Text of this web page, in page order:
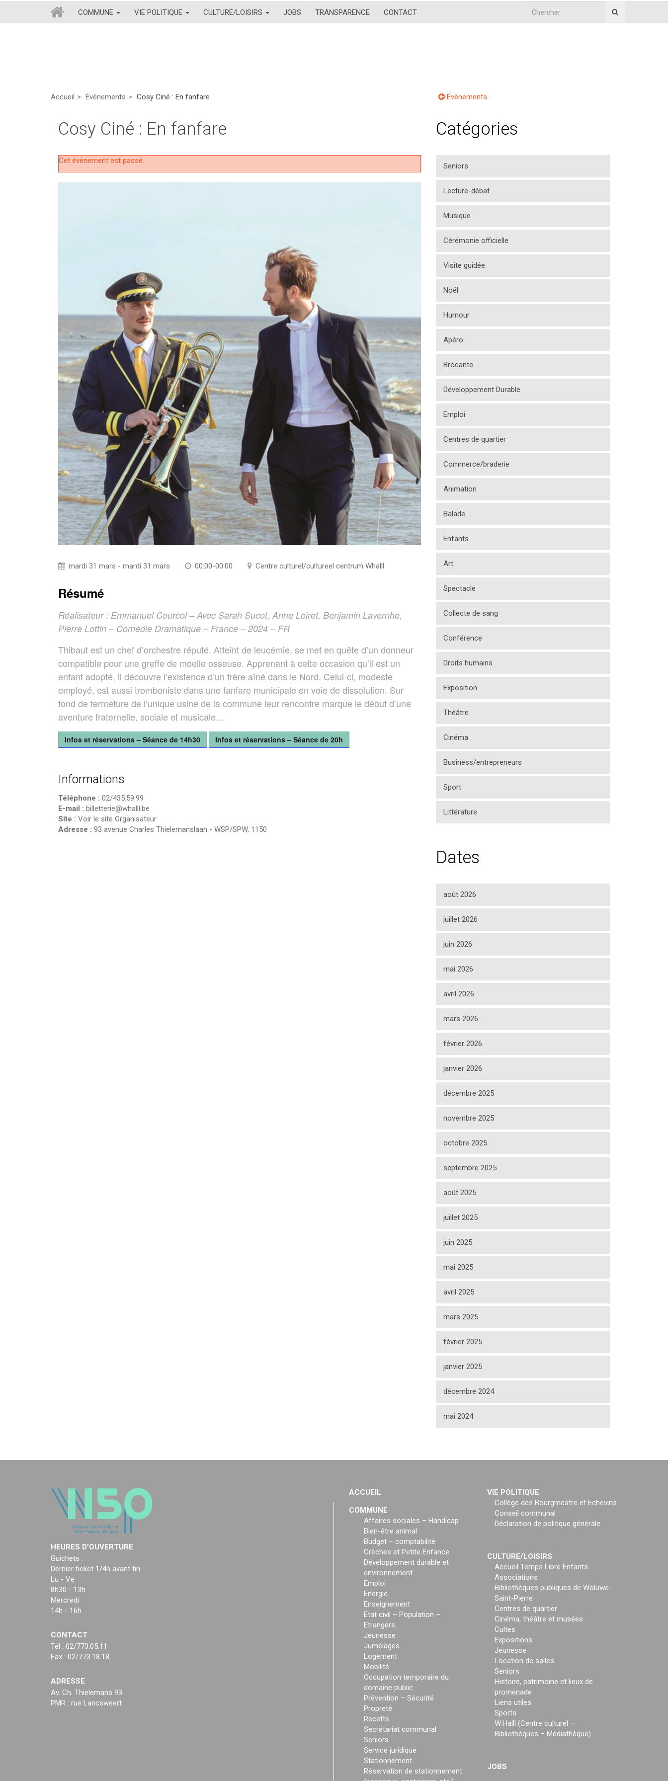
COMMUNE VIE POLITIQUE CULTURE/LOISIRS JOBS TRANSPARENCE CONTACT
Accueil Évènements Cosy Ciné : En fanfare Évènements
Cosy Ciné : En fanfare
Cet évènement est passé.
mardi 31 mars - mardi 31 mars 00:00-00:00 Centre culturel/cultureel centrum Whalll
Résumé
Réalisateur : Emmanuel Courcol – Avec Sarah Sucot, Anne Loiret, Benjamin Lavernhe,
Pierre Lottin – Comédie Dramatique – France – 2024 – FR
Thibaut est un chef d’orchestre réputé. Atteint de leucémie, se met en quête d’un donneur
compatible pour une greffe de moelle osseuse. Apprenant à cette occasion qu’il est un
enfant adopté, il découvre l’existence d’un frère aîné dans le Nord. Celui-ci, modeste
employé, est aussi tromboniste dans une fanfare municipale en voie de dissolution. Sur
fond de fermeture de l’unique usine de la commune leur rencontre marque le début d’une
aventure fraternelle, sociale et musicale…
Infos et réservations – Séance de 14h30 Infos et réservations – Séance de 20h
Informations
Téléphone : 02/435.59.99
E-mail : billetterie@whalll.be
Site : Voir le site Organisateur
Adresse : 93 avenue Charles Thielemanslaan - WSP/SPW, 1150
Catégories
Seniors
Lecture-débat
Musique
Cérémonie officielle
Visite guidée
Noël
Humour
Apéro
Brocante
Développement Durable
Emploi
Centres de quartier
Commerce/braderie
Animation
Balade
Enfants
Art
Spectacle
Collecte de sang
Conférence
Droits humains
Exposition
Théâtre
Cinéma
Business/entrepreneurs
Sport
Littérature
Dates
août 2026
juillet 2026
juin 2026
mai 2026
avril 2026
mars 2026
février 2026
janvier 2026
décembre 2025
novembre 2025
octobre 2025
septembre 2025
août 2025
juillet 2025
juin 2025
mai 2025
avril 2025
mars 2025
février 2025
janvier 2025
décembre 2024
mai 2024
HEURES D’OUVERTURE
Guichets :
Dernier ticket 1/4h avant fin
Lu - Ve
8h30 - 13h
Mercredi
14h - 16h
CONTACT
Tél : 02/773.05.11
Fax : 02/773.18.18
ADRESSE
Av. Ch. Thielemans 93
PMR : rue Lancsweert
ACCUEIL
COMMUNE
Affaires sociales – Handicap
Bien-être animal
Budget – comptabilité
Crèches et Petite Enfance
Développement durable et
environnement
Emploi
Energie
Enseignement
État civil – Population –
Etrangers
Jeunesse
Jumelages
Logement
Mobilité
Occupation temporaire du
domaine public
Prévention – Sécurité
Propreté
Recette
Secrétariat communal
Seniors
Service juridique
Stationnement
Réservation de stationnement
VIE POLITIQUE
Collège des Bourgmestre et Echevins
Conseil communal
Déclaration de politique générale
CULTURE/LOISIRS
Accueil Temps Libre Enfants
Associations
Bibliothèques publiques de Woluwe-
Saint-Pierre
Centres de quartier
Cinéma, théâtre et musées
Cultes
Expositions
Jeunesse
Location de salles
Seniors
Histoire, patrimoine et lieux de
promenade
Liens utiles
Sports
W:Halll (Centre culturel –
Bibliothèques – Médiathèque)
JOBS